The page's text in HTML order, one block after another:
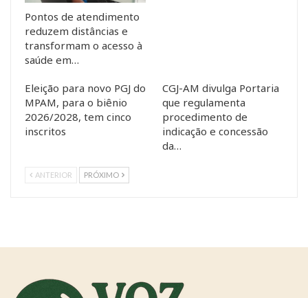
Pontos de atendimento
reduzem distâncias e
transformam o acesso à
saúde em…
Eleição para novo PGJ do
MPAM, para o biênio
2026/2028, tem cinco
inscritos
CGJ-AM divulga Portaria
que regulamenta
procedimento de
indicação e concessão
da…
ANTERIOR PRÓXIMO